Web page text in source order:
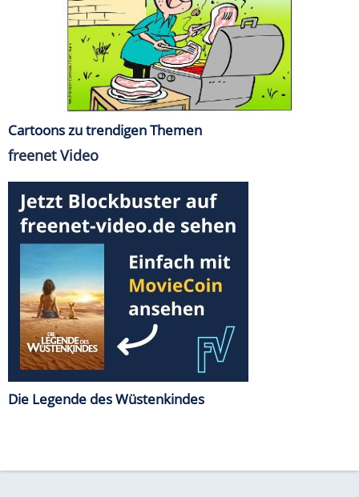
Cartoons zu trendigen Themen
freenet Video
Die Legende des Wüstenkindes